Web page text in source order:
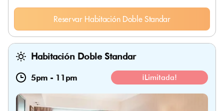
Reservar Habitación Doble Standar
Habitación Doble Standar
5pm - 11pm ¡Limitada!